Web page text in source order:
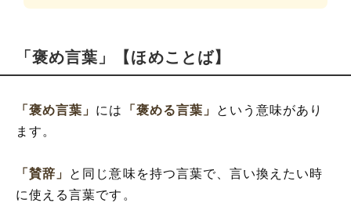
「褒め言葉」【ほめことば】
「褒め言葉」 には 「褒める言葉」
という意味があり
ます。
「賛辞」
と同じ意味を持つ言葉で、言い換えたい時
に使える言葉です。